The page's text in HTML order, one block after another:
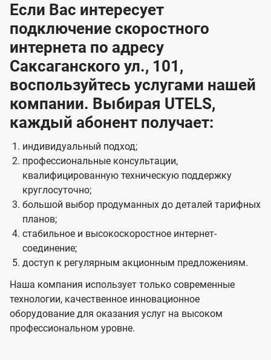
Если Вас интересует
подключение скоростного
интернета по адресу
Саксаганского ул., 101,
воспользуйтесь услугами нашей
компании. Выбирая UTELS,
каждый абонент получает:
индивидуальный подход;
профессиональные консультации,
квалифицированную техническую поддержку
круглосуточно;
большой выбор продуманных до деталей тарифных
планов;
стабильное и высокоскоростное интернет-
соединение;
доступ к регулярным акционным предложениям.
Наша компания использует только современные
технологии, качественное инновационное
оборудование для оказания услуг на высоком
профессиональном уровне.